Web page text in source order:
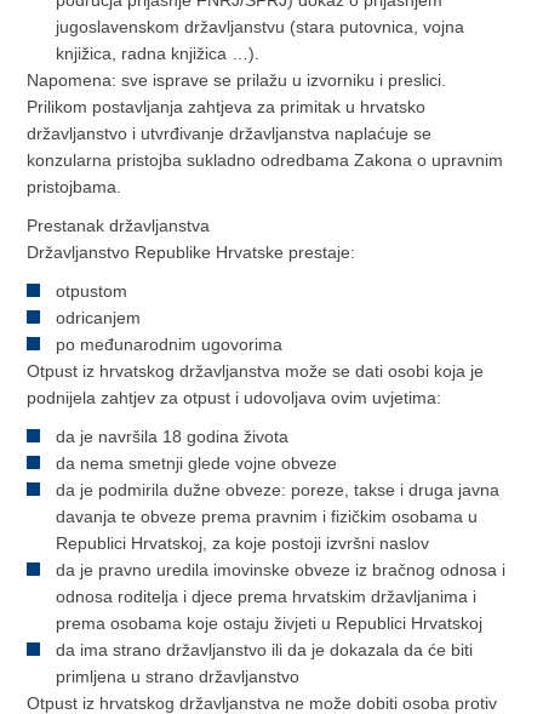
jugoslavenskom državljanstvu (stara putovnica, vojna
knjižica, radna knjižica …).
Napomena: sve isprave se prilažu u izvorniku i preslici.
Prilikom postavljanja zahtjeva za primitak u hrvatsko
državljanstvo i utvrđivanje državljanstva naplaćuje se
konzularna pristojba sukladno odredbama Zakona o upravnim
pristojbama.
Prestanak državljanstva
Državljanstvo Republike Hrvatske prestaje:
otpustom
odricanjem
po međunarodnim ugovorima
Otpust iz hrvatskog državljanstva može se dati osobi koja je
podnijela zahtjev za otpust i udovoljava ovim uvjetima:
da je navršila 18 godina života
da nema smetnji glede vojne obveze
da je podmirila dužne obveze: poreze, takse i druga javna
davanja te obveze prema pravnim i fizičkim osobama u
Republici Hrvatskoj, za koje postoji izvršni naslov
da je pravno uredila imovinske obveze iz bračnog odnosa i
odnosa roditelja i djece prema hrvatskim državljanima i
prema osobama koje ostaju živjeti u Republici Hrvatskoj
da ima strano državljanstvo ili da je dokazala da će biti
primljena u strano državljanstvo
Otpust iz hrvatskog državljanstva ne može dobiti osoba protiv